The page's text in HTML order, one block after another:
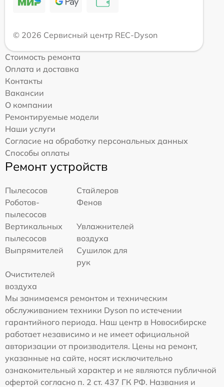
© 2026 Сервисный центр REC-Dyson
Стоимость ремонта
Оплата и доставка
Контакты
Вакансии
О компании
Ремонтируемые модели
Наши услуги
Согласие на обработку персональных данных
Способы оплаты
Ремонт устройств
Пылесосов
Стайлеров
Роботов-
пылесосов
Фенов
Вертикальных
пылесосов
Увлажнителей
воздуха
Выпрямителей
Сушилок для
рук
Очистителей
воздуха
Мы занимаемся ремонтом и техническим
обслуживанием техники Dyson по истечении
гарантийного периода. Наш центр в Новосибирске
работает независимо и не имеет официальной
авторизации от производителя. Цены на ремонт,
указанные на сайте, носят исключительно
ознакомительный характер и не являются публичной
офертой согласно п. 2 ст. 437 ГК РФ. Названия и